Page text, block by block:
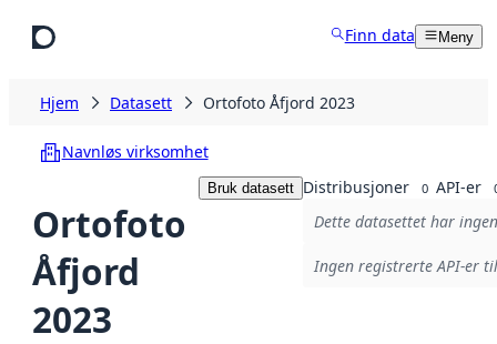
Finn data Meny
Hjem Datasett Ortofoto Åfjord 2023
Navnløs virksomhet
Ortofoto
Åfjord
2023
Bruk datasett Distribusjoner 0 API-er
Dette datasettet har
Ingen registrerte API-er